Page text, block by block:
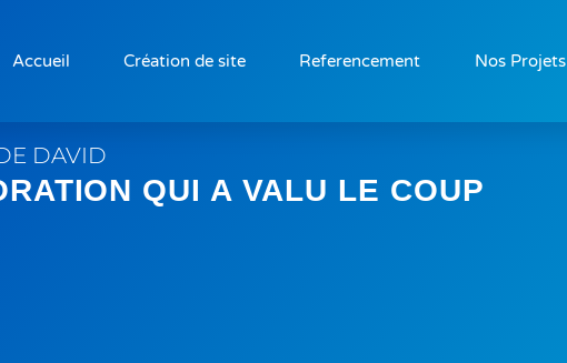
Accueil Création de site Referencement Nos Projets
DAVID
QUI A VALU LE COUP